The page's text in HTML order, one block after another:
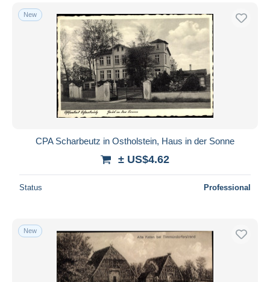
New
CPA Scharbeutz in Ostholstein, Haus in der Sonne
± US$4.62
Status Professional
New